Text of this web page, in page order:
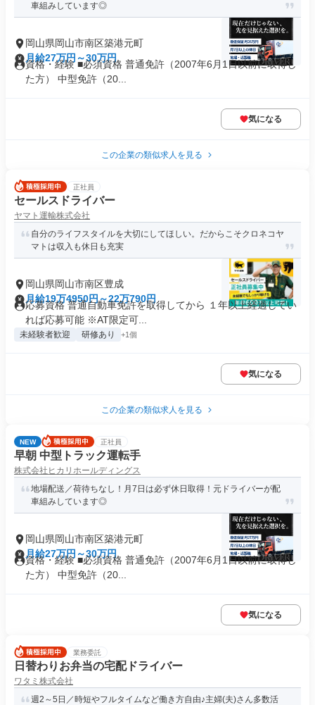
車組みしています◎
岡山県岡山市南区築港元町
月給27万円～30万円
資格・経験 ■必須資格 普通免許（2007年6月1日以前に取得し
た方） 中型免許（20...
気になる
この企業の類似求人を見る
正社員
セールスドライバー
ヤマト運輸株式会社
自分のライフスタイルを大切にしてほしい。だからこそクロネコヤ
マトは収入も休日も充実
岡山県岡山市南区豊成
月給19万4950円～22万790円
応募資格 普通自動車免許を取得してから １年以上経過してい
れば応募可能 ※AT限定可...
未経験者歓迎 研修あり +1個
気になる
この企業の類似求人を見る
NEW 正社員
早朝 中型トラック運転手
株式会社ヒカリホールディングス
地場配送／荷待ちなし！月7日は必ず休日取得！元ドライバーが配
車組みしています◎
岡山県岡山市南区築港元町
月給27万円～30万円
資格・経験 ■必須資格 普通免許（2007年6月1日以前に取得し
た方） 中型免許（20...
気になる
業務委託
日替わりお弁当の宅配ドライバー
ワタミ株式会社
週2～5日／時短やフルタイムなど働き方自由♪主婦(夫)さん多数活